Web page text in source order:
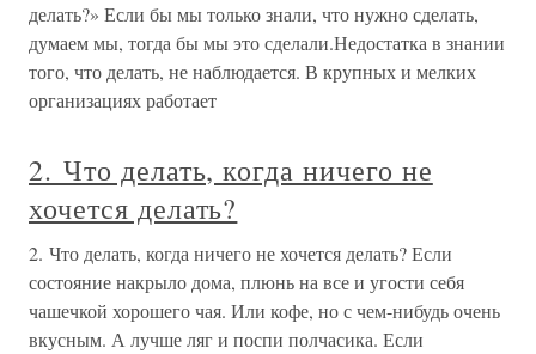
делать?» Если бы мы только знали, что нужно сделать,
думаем мы, тогда бы мы это сделали.Недостатка в знании
того, что делать, не наблюдается. В крупных и мелких
организациях работает
2. Что делать, когда ничего не
хочется делать?
2. Что делать, когда ничего не хочется делать? Если
состояние накрыло дома, плюнь на все и угости себя
чашечкой хорошего чая. Или кофе, но с чем-нибудь очень
вкусным. А лучше ляг и поспи полчасика. Если